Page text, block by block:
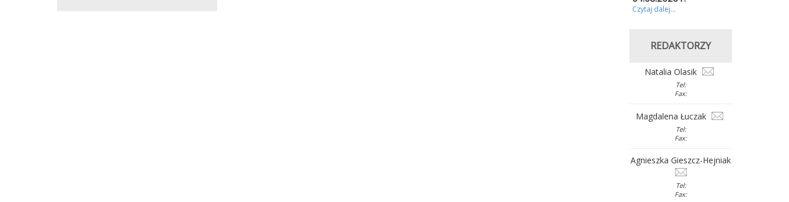
Czytaj dalej...
REDAKTORZY
Natalia Olasik
Tel:
Fax:
Magdalena Łuczak
Tel:
Fax:
Agnieszka Gieszcz-Hejniak
Tel:
Fax: